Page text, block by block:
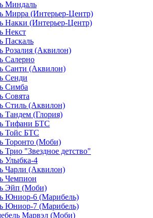
Миндаль
Мирра (Интерьер-Центр)
Накки (Интерьер-Центр)
Некст
Паскаль
Розалия (Аквилон)
Салерно
Санти (Аквилон)
Сенди
Симба
Совята
Стиль (Аквилон)
Тандем (Глория)
Тифани БТС
Тойс БТС
Торонто (Моби)
Трио "Звездное детство"
Улыбка-4
Чарли (Аквилон)
Чемпион
Эйп (Моби)
Юниор-6 (Марибель)
Юниор-7 (Марибель)
Марвэл (Моби)